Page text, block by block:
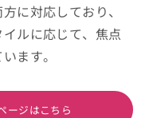
に対応しており、
ルに応じて、焦点
ます。
ージはこちら